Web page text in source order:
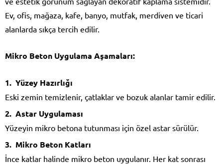
Ev, ofis, mağaza, kafe, banyo, mutfak, merdiven ve ticari
alanlarda sıkça tercih edilir.
Mikro Beton Uygulama Aşamaları:
Yüzey Hazırlığı
Eski zemin temizlenir, çatlaklar ve bozuk alanlar tamir edilir.
Astar Uygulaması
Yüzeyin mikro betona tutunması için özel astar sürülür.
Mikro Beton Katları
İnce katlar halinde mikro beton uygulanır. Her kat sonrası